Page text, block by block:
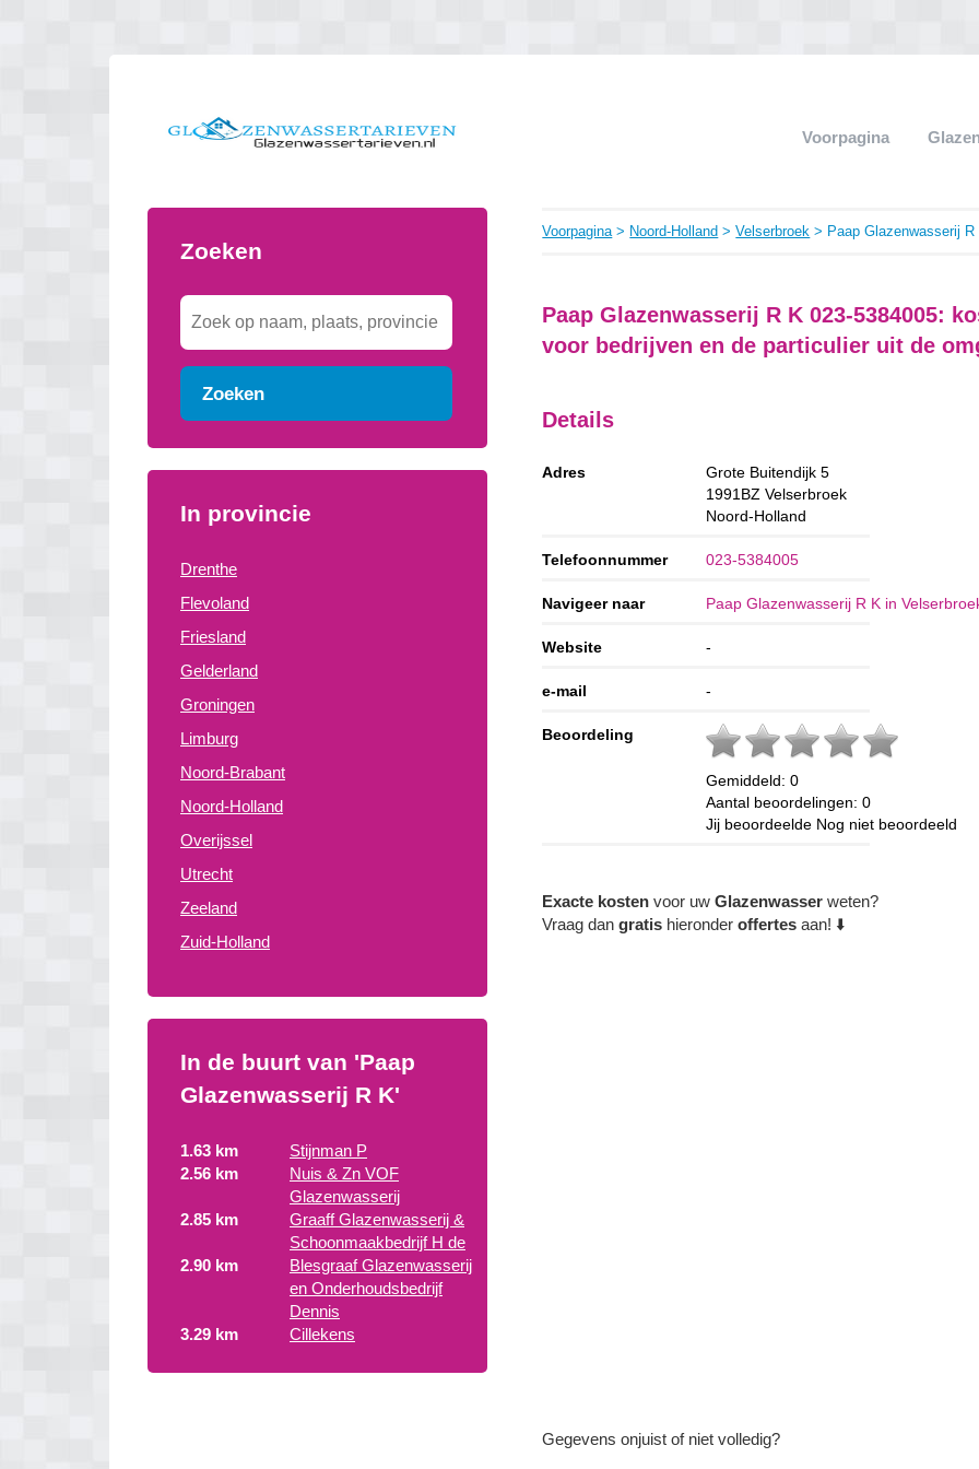
Voorpagina
Zoeken
Zoeken
In provincie
Drenthe
Flevoland
Friesland
Gelderland
Groningen
Limburg
Noord-Brabant
Noord-Holland
Overijssel
Utrecht
Zeeland
Zuid-Holland
In de buurt van 'Paap
Glazenwasserij R K'
1.63 km
Stijnman P
2.56 km
Nuis & Zn VOF
Glazenwasserij
2.85 km
Graaff Glazenwasserij &
Schoonmaakbedrijf H de
2.90 km
Blesgraaf Glazenwasserij
en Onderhoudsbedrijf
Dennis
3.29 km
Cillekens
Voorpagina> Noord-Holland >Velserbroek > Paap Glazenwasserij R
Paap Glazenwasserij R K 023-5384005:
voor bedrijven en de particulier uit de
Details
Adres
Grote Buitendijk 5
1991BZ Velserbroek
Noord-Holland
Telefoonnummer 023-5384005
Navigeer naar Paap Glazenwasserij R K in
Website -
e-mail -
Beoordeling
Gemiddeld:0
Aantal beoordelingen:0
Jij beoordeelde Nog niet beoordeeld
Exacte kosten voor uwGlazenwasser weten?
Vraag dangratis hieronderoffertes aan! ⬇️
Gegevens onjuist of niet volledig?